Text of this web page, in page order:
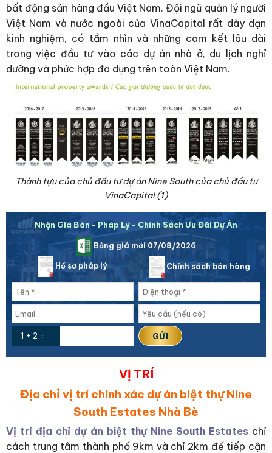
bất động sản hàng đầu Việt Nam. Đội ngũ quản lý người
Việt Nam và nước ngoài của VinaCapital rất dày dạn
kinh nghiệm, có tầm nhìn và những cam kết lâu dài
trong việc đầu tư vào các dự án nhà ở, du lịch nghỉ
dưỡng và phức hợp đa dụng trên toàn Việt Nam.
Thành tựu của chủ đầu tư dự án Nine South của chủ đầu tư
VinaCapital (1)
Nhận Giá Bán - Pháp Lý - Chính Sách Ưu Đãi Dự Án
Bảng giá mới 07/08/2026
Hồ sơ pháp lý Chính sách bán hàng
1 + 2 =
VỊ TRÍ
Địa chỉ vị trí chính xác dự án biệt thự Nine
South Estates Nhà Bè
Vị trí địa chỉ dự án biệt thự Nine South Estates chỉ
cách trung tâm thành phố 9km và chỉ 2km để tiếp cận